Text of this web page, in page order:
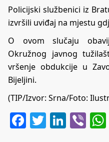
Policijski službenici iz
izvršili uviđaj na mjestu
O ovom slučaju
Okružnog javnog
vršenje obdukcije u
Bijeljini.
(TIP/Izvor: Srna/Foto:
Facebook
Twitter